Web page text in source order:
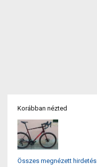
Korábban nézted
Összes megnézett hirdetés